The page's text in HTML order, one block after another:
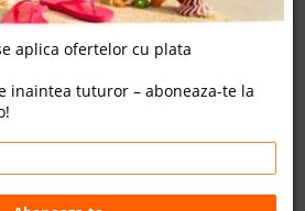
Logies Hollywood
aplica ofertelor cu plata
inaintea tuturor – aboneaza-te la